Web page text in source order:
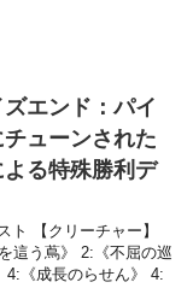
ズエンド：パイ
ューンされた
よる特殊勝利デ
【クリーチャー】
這う蔦》 2:《不屈の巡
4:《成長のらせん》 4: